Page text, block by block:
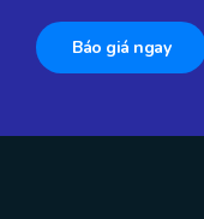
Báo giá ngay